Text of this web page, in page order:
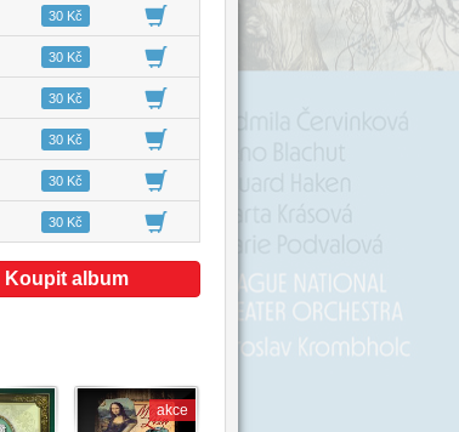
30 Kč
30 Kč
30 Kč
30 Kč
30 Kč
30 Kč
Koupit album
akce